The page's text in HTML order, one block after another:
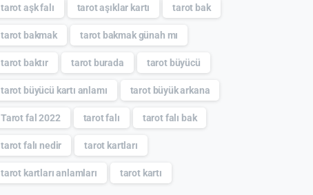
tarot aşk falı tarot aşıklar kartı tarot bak
tarot bakmak tarot bakmak günah mı
tarot baktır tarot burada tarot büyücü
tarot büyücü kartı anlamı tarot büyük arkana
Tarot fal 2022 tarot falı tarot falı bak
tarot falı nedir tarot kartları
tarot kartları anlamları tarot kartı